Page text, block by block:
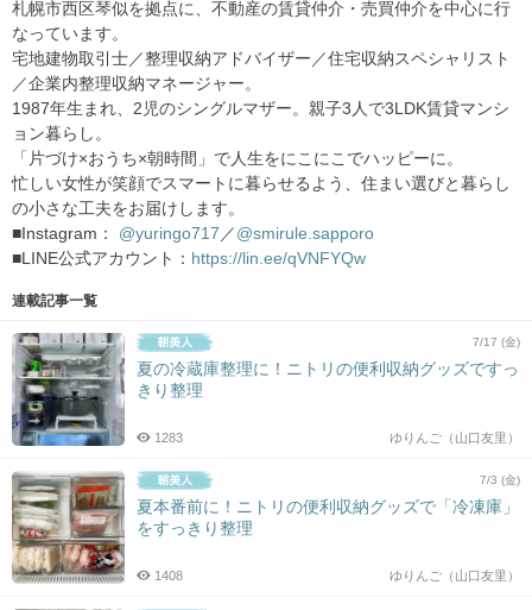
札幌市西区琴似を拠点に、不動産の賃貸仲介・売買仲介を中心に行
なっています。
宅地建物取引士／整理収納アドバイザー／住宅収納スペシャリスト
／企業内整理収納マネージャー。
1987年生まれ、2児のシングルマザー。親子3人で3LDK賃貸マンシ
ョン暮らし。
「片づけ×おうち×朝時間」で人生をにこにこでハッピーに。
忙しい女性が笑顔でスマートに暮らせるよう、住まい選びと暮らし
の小さな工夫をお届けします。
■Instagram： @yuringo717 ／ @smirule.sapporo
■LINE公式アカウント： https://lin.ee/qVNFYQw
連載記事一覧
7/17 (金)
夏の冷蔵庫整理に！ニトリの便利収納グッズですっ
きり整理
ゆりんご（山口友里）
1283
7/3 (金)
夏本番前に！ニトリの便利収納グッズで「冷凍庫」
をすっきり整理
ゆりんご（山口友里）
1408